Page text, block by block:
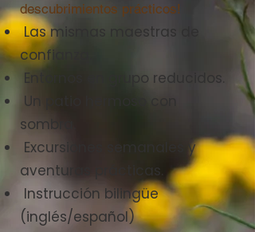
descubrimientos prácticos!
Las mismas maestras de
confianza.
Entornos en grupo reducidos.
Un patio hermoso con
sombra.
Excursiones semanales y
aventuras prácticas.
Instrucción bilingüe
(inglés/español)